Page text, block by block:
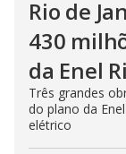
Rio de
430
da Enel
Três grandes
do plano da
elétrico